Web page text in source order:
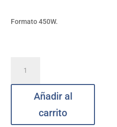
Formato 450W.
eléctrico
GC-
Añadir al
carrito